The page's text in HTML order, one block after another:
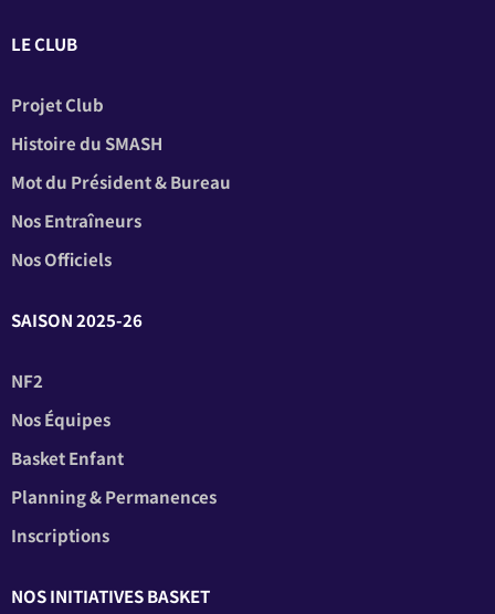
LE CLUB
Projet Club
Histoire du SMASH
Mot du Président & Bureau
Nos Entraîneurs
Nos Officiels
SAISON 2025-26
NF2
Nos Équipes
Basket Enfant
Planning & Permanences
Inscriptions
NOS INITIATIVES BASKET